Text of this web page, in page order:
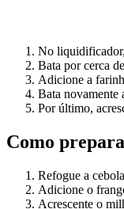
No
Bata por cerca
Adicione a
Bata novamente
Por último,
Como
Refogue a
Adicione o
Acrescente o